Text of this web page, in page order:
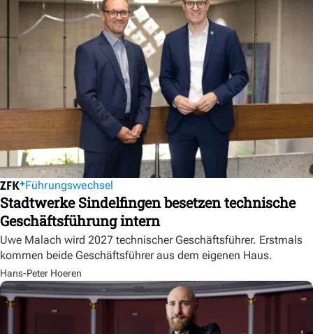
Führungswechsel
Stadtwerke Sindelfingen besetzen technische
Geschäftsführung intern
Uwe Malach wird 2027 technischer Geschäftsführer. Erstmals
kommen beide Geschäftsführer aus dem eigenen Haus.
Hans-Peter Hoeren